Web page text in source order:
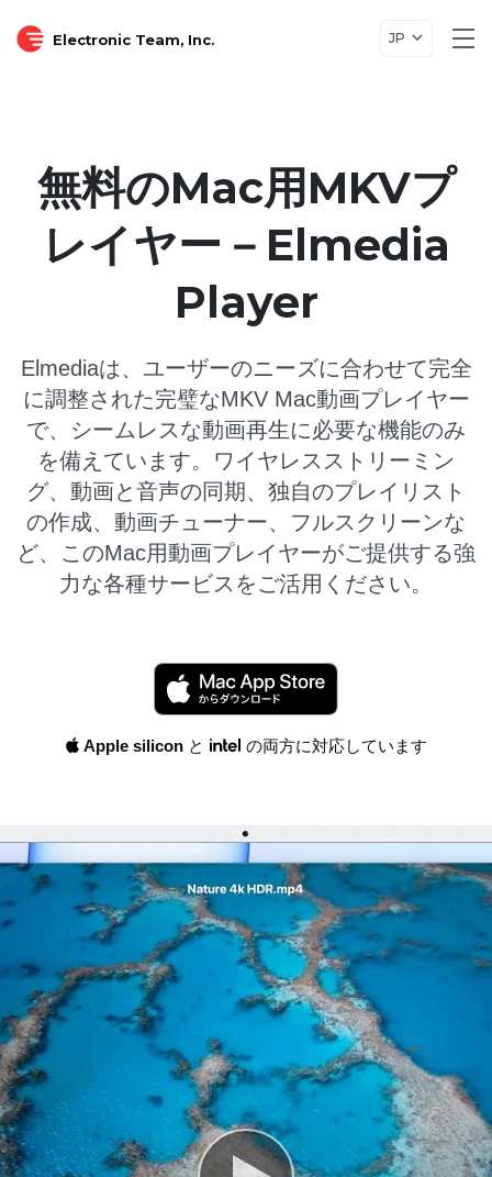
Electronic Team, Inc. JP
無料のMac用MKVプ
レイヤー－Elmedia
Player
Elmediaは、ユーザーのニーズに合わせて完全
に調整された完璧なMKV Mac動画プレイヤー
で、シームレスな動画再生に必要な機能のみ
を備えています。ワイヤレスストリーミン
グ、動画と音声の同期、独自のプレイリスト
の作成、動画チューナー、フルスクリーンな
ど、このMac用動画プレイヤーがご提供する強
力な各種サービスをご活用ください。
Apple siliconと の両方に対応しています